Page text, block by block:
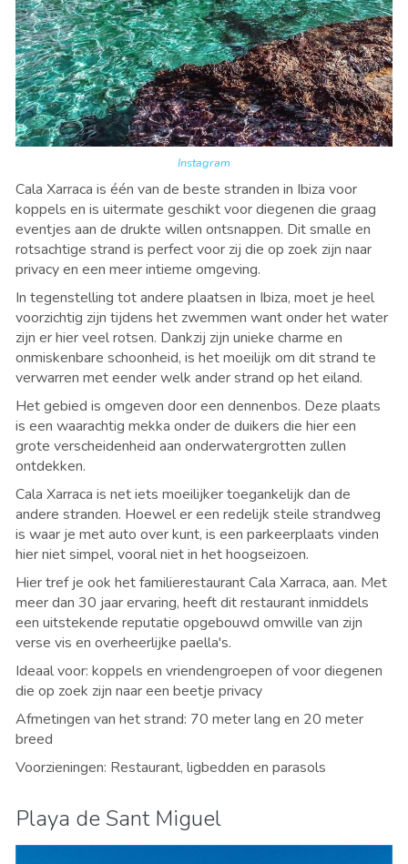
Instagram
Cala Xarraca is één van de beste stranden in Ibiza voor
koppels en is uitermate geschikt voor diegenen die graag
eventjes aan de drukte willen ontsnappen. Dit smalle en
rotsachtige strand is perfect voor zij die op zoek zijn naar
privacy en een meer intieme omgeving.
In tegenstelling tot andere plaatsen in Ibiza, moet je heel
voorzichtig zijn tijdens het zwemmen want onder het water
zijn er hier veel rotsen. Dankzij zijn unieke charme en
onmiskenbare schoonheid, is het moeilijk om dit strand te
verwarren met eender welk ander strand op het eiland.
Het gebied is omgeven door een dennenbos. Deze plaats
is een waarachtig mekka onder de duikers die hier een
grote verscheidenheid aan onderwatergrotten zullen
ontdekken.
Cala Xarraca is net iets moeilijker toegankelijk dan de
andere stranden. Hoewel er een redelijk steile strandweg
is waar je met auto over kunt, is een parkeerplaats vinden
hier niet simpel, vooral niet in het hoogseizoen.
Hier tref je ook het familierestaurantCala Xarraca, aan. Met
meer dan 30 jaar ervaring, heeft dit restaurant inmiddels
een uitstekende reputatie opgebouwd omwille van zijn
verse vis en overheerlijke paella's.
Ideaal voor: koppels en vriendengroepen of voor diegenen
die op zoek zijn naar een beetje privacy
Afmetingen van het strand: 70 meter lang en 20 meter
breed
Voorzieningen: Restaurant, ligbedden en parasols
Playa de Sant Miguel